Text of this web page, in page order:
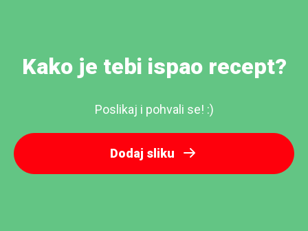
Kako je tebi ispao recept?
Poslikaj i pohvali se! :)
Dodaj sliku